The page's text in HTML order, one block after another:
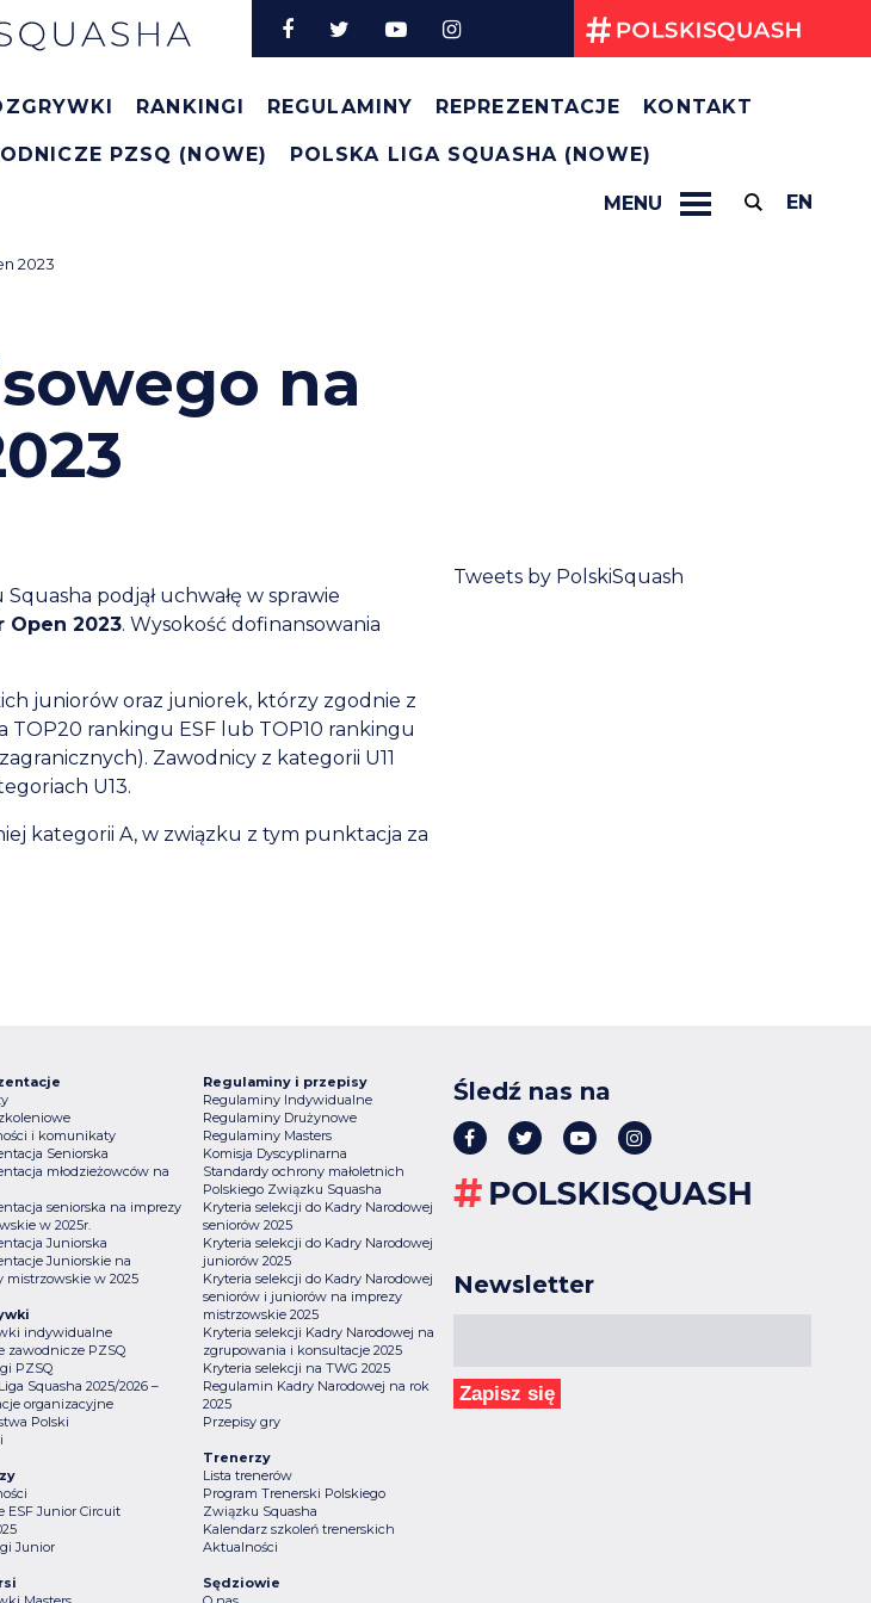
RANKINGI REGULAMINY REPREZENTACJE KONTAKT
PZSQ (NOWE) POLSKA LIGA SQUASHA (NOWE)
MENU EN
Regulamin Kadry Narodowej na rok 2025
2023
na
podjął uchwałę w sprawie
Open 2023. Wysokość dofinansowania
juniorów oraz juniorek, którzy zgodnie z
TOP20 rankingu ESF lub TOP10 rankingu
Zawodnicy z kategorii U11
U13.
kategorii A, w związku z tym punktacja za
Tweets by PolskiSquash
i komunikaty
Seniorska
młodzieżowców na
seniorska na imprezy
w 2025r.
Juniorska
Juniorskie na
mistrzowskie w 2025
indywidualne
zawodnicze PZSQ
PZSQ
Squasha 2025/2026 –
organizacyjne
Polski
ESF Junior Circuit
Junior
Regulaminy i przepisy
Regulaminy Indywidualne
Regulaminy Drużynowe
Regulaminy Masters
Komisja Dyscyplinarna
Standardy ochrony małoletnich
Polskiego Związku Squasha
Kryteria selekcji do Kadry Narodowej
seniorów 2025
Kryteria selekcji do Kadry Narodowej
juniorów 2025
Kryteria selekcji do Kadry Narodowej
seniorów i juniorów na imprezy
mistrzowskie 2025
Kryteria selekcji Kadry Narodowej na
zgrupowania i konsultacje 2025
Kryteria selekcji na TWG 2025
Regulamin Kadry Narodowej na rok
2025
Przepisy gry
Trenerzy
Lista trenerów
Program Trenerski Polskiego
Związku Squasha
Kalendarz szkoleń trenerskich
Aktualności
Sędziowie
Śledź nas na
Newsletter
Zapisz się